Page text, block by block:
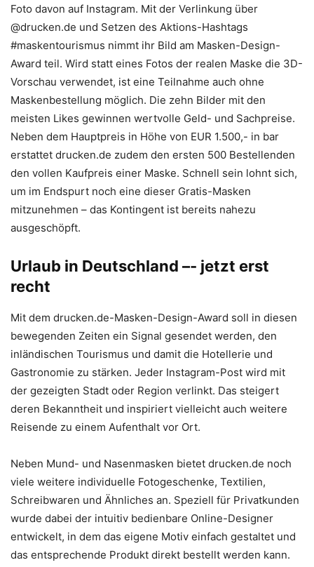
Foto davon auf Instagram. Mit der Verlinkung über
@drucken.de und Setzen des Aktions-Hashtags
#maskentourismus nimmt ihr Bild am Masken-Design-
Award teil. Wird statt eines Fotos der realen Maske die 3D-
Vorschau verwendet, ist eine Teilnahme auch ohne
Maskenbestellung möglich. Die zehn Bilder mit den
meisten Likes gewinnen wertvolle Geld- und Sachpreise.
Neben dem Hauptpreis in Höhe von EUR 1.500,- in bar
erstattet drucken.de zudem den ersten 500 Bestellenden
den vollen Kaufpreis einer Maske. Schnell sein lohnt sich,
um im Endspurt noch eine dieser Gratis-Masken
mitzunehmen – das Kontingent ist bereits nahezu
ausgeschöpft.
Urlaub in Deutschland –- jetzt erst
recht
Mit dem drucken.de-Masken-Design-Award soll in diesen
bewegenden Zeiten ein Signal gesendet werden, den
inländischen Tourismus und damit die Hotellerie und
Gastronomie zu stärken. Jeder Instagram-Post wird mit
der gezeigten Stadt oder Region verlinkt. Das steigert
deren Bekanntheit und inspiriert vielleicht auch weitere
Reisende zu einem Aufenthalt vor Ort.
Neben Mund- und Nasenmasken bietet drucken.de noch
viele weitere individuelle Fotogeschenke, Textilien,
Schreibwaren und Ähnliches an. Speziell für Privatkunden
wurde dabei der intuitiv bedienbare Online-Designer
entwickelt, in dem das eigene Motiv einfach gestaltet und
das entsprechende Produkt direkt bestellt werden kann.